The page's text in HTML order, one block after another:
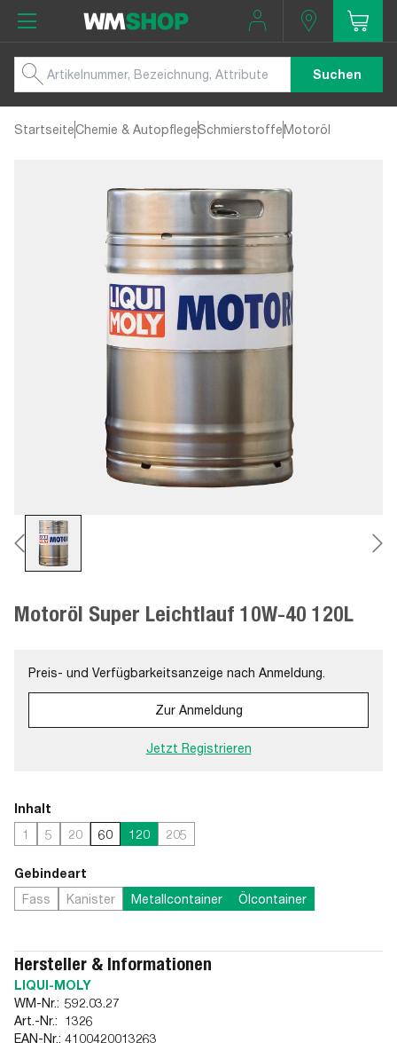
Suchen
StartseiteChemie & AutopflegeSchmierstoffeMotoröl
Motoröl Super Leichtlauf 10W-40 120L
Preis- und Verfügbarkeitsanzeige nach Anmeldung.
Zur Anmeldung
Jetzt Registrieren
Inhalt
1
5 20 60 120 205
Gebindeart
Fass
Kanister Metallcontainer Ölcontainer
Hersteller & Informationen
LIQUI-MOLY
WM-Nr.: 592.03.27
Art.-Nr.: 1326
EAN-Nr.: 4100420013263